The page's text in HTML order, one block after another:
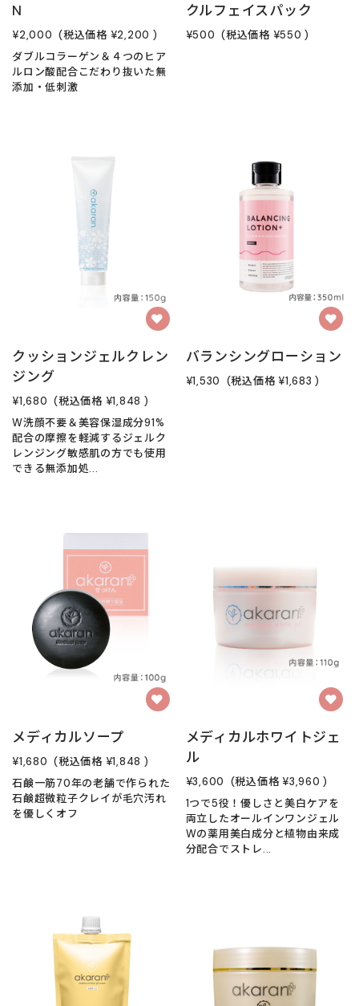
N
¥2,000 (税込価格 ¥2,200 )
ダブルコラーゲン＆４つのヒア
ルロン酸配合こだわり抜いた無
添加・低刺激
クルフェイスパック
¥500 (税込価格 ¥550 )
クッションジェルクレン
ジング
¥1,680 (税込価格 ¥1,848 )
W洗顔不要＆美容保湿成分91%
配合の摩擦を軽減するジェルク
レンジング敏感肌の方でも使用
できる無添加処...
バランシングローション
¥1,530 (税込価格 ¥1,683 )
メディカルソープ
¥1,680 (税込価格 ¥1,848 )
石鹸一筋70年の老舗で作られた
石鹸超微粒子クレイが毛穴汚れ
を優しくオフ
メディカルホワイトジェ
ル
¥3,600 (税込価格 ¥3,960 )
1つで5役！優しさと美白ケアを
両立したオールインワンジェル
Wの薬用美白成分と植物由来成
分配合でストレ...